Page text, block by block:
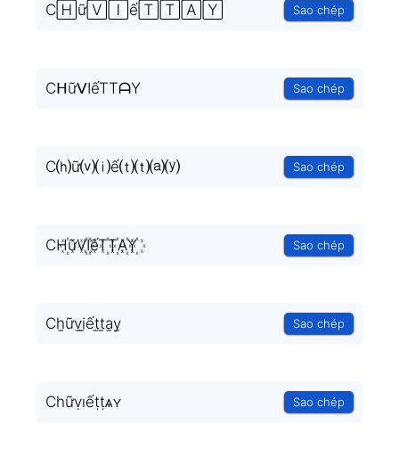
C🄷ữ🅅🄸ế🅃🅃🄰🅈 Sao chép
CᕼữᐯIếTTᗩY Sao chép
C⒣ữ⒱⒤ế⒯⒯⒜⒴ Sao chép
CH꙰ữV꙰I꙰ếT꙰T꙰A꙰Y꙰ Sao chép
Ch̫ữv̫i̫ết̫t̫a̫y̫ Sao chép
Cһữṿıếṭṭѧʏ Sao chép